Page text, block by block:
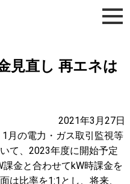
見直し 再エネは
2021年3月27日
1月の電力・ガス取引監視等
て、2023年度に開始予定
金と合わせてkW時課金を
は比率を1:1とし、将来、